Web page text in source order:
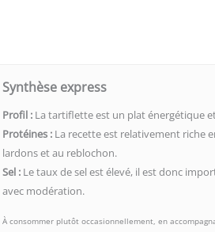
Synthèse express
Profil : La tartiflette est un plat énergétique
Protéines : La recette est relativement riche
lardons et au reblochon.
Sel : Le taux de sel est élevé, il est donc
avec modération.
À consommer plutôt occasionnellement, en